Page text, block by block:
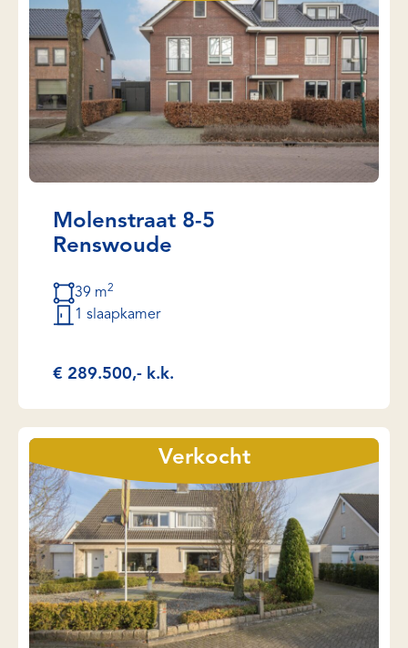
Molenstraat 8-5
Renswoude
39 m2
1 slaapkamer
€ 289.500,- k.k.
Verkocht